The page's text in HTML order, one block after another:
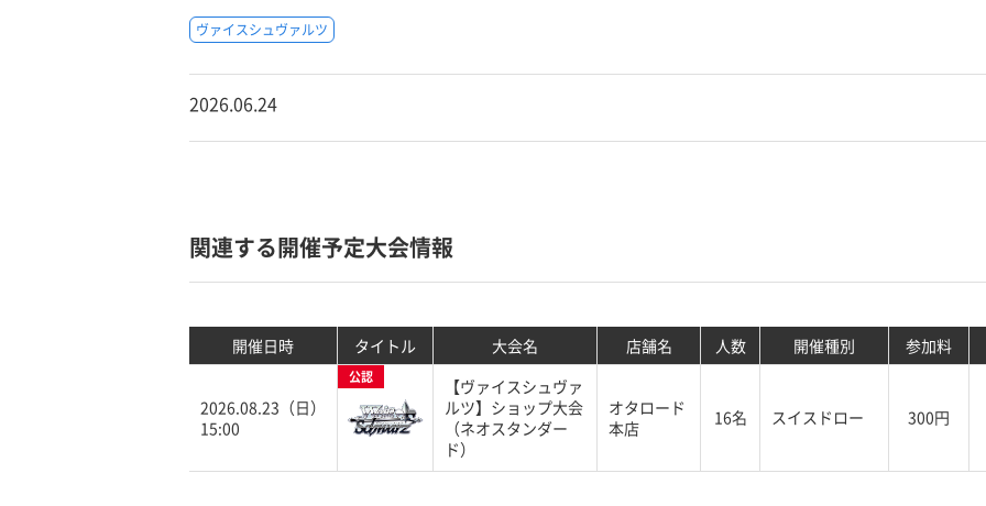
ヴァイスシュヴァルツ
2026.06.24
関連する開催予定大会情報
開催日時 タイトル 大会名 店舗名 人数 開催種別 参加料
2026.08.23（日）
15:00
公認
【ヴァイスシュヴァ
ルツ】ショップ大会
（ネオスタンダー
ド）
オタロード
本店
16名 スイスドロー 300円